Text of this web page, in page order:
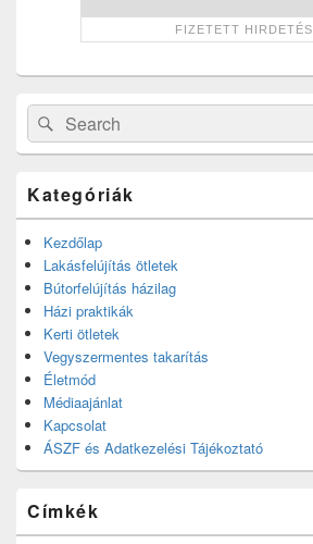
Search
for:
Search
Kategóriák
Kezdőlap
Lakásfelújítás ötletek
Bútorfelújítás házilag
Házi praktikák
Kerti ötletek
Vegyszermentes takarítás
Életmód
Médiaajánlat
Kapcsolat
ÁSZF és Adatkezelési Tájékoztató
Címkék